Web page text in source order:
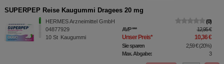
SUPERPEP Reise Kaugummi Dragees 20 mg
HERMES Arzneimittel GmbH
04877929
10 St Kaugummi
0
AVP*** 12,95 €
Unser Preis* 10,36 €
Sie sparen 2,59 €(20%)
Max. Abgabe:
3